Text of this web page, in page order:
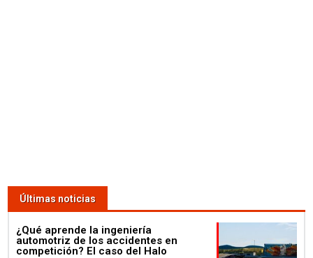
Últimas noticias
¿Qué aprende la ingeniería
automotriz de los accidentes en
competición? El caso del Halo